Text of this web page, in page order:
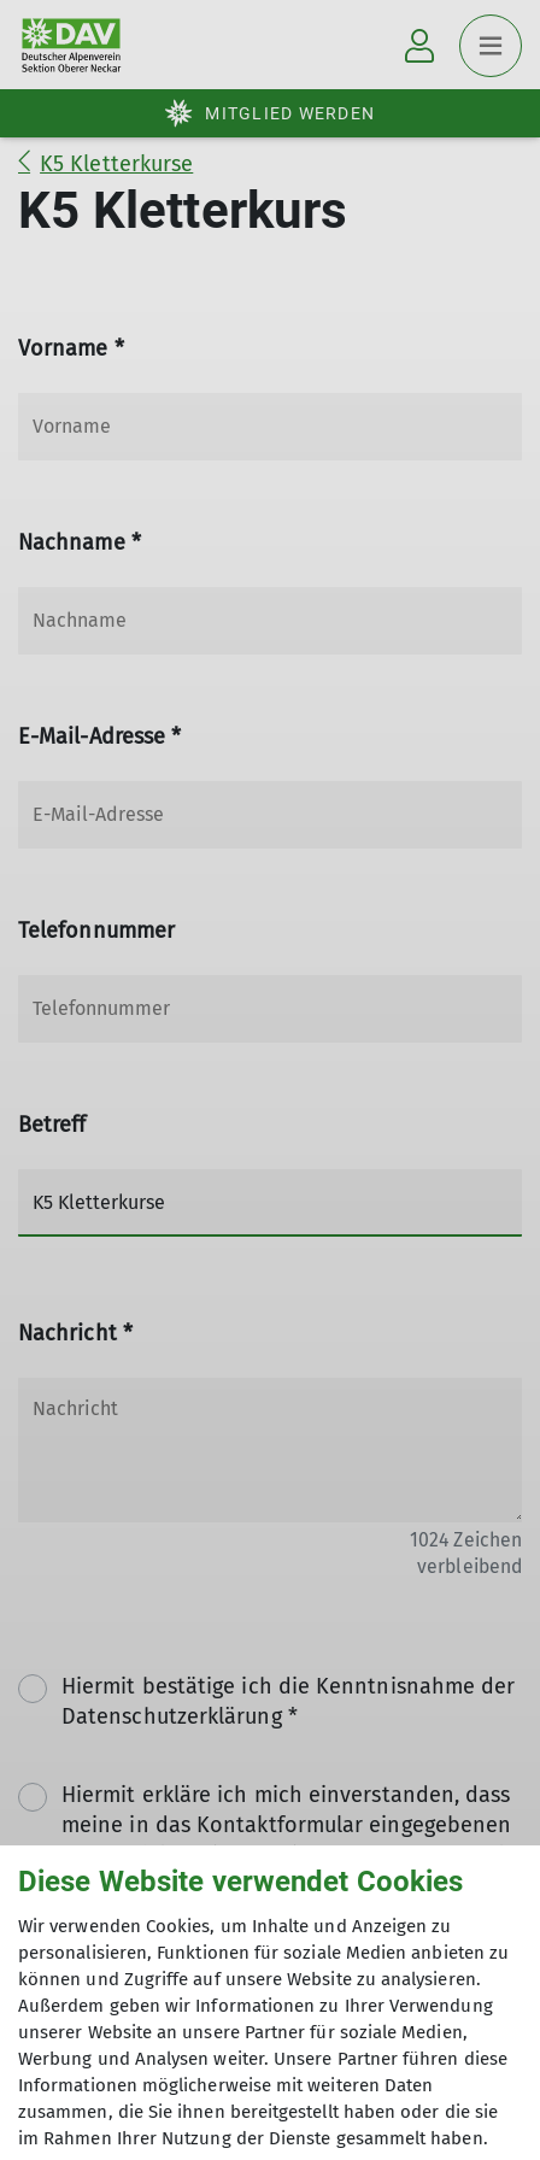
MITGLIED WERDEN
K5 Kletterkurse
K5 Kletterkurs
Vorname *
Nachname *
E-Mail-Adresse *
Telefonnummer
Betreff
Nachricht *
1024 Zeichen
verbleibend
Hiermit bestätige ich die Kenntnisnahme der
Datenschutzerklärung *
Hiermit erkläre ich mich einverstanden, dass
meine in das Kontaktformular eingegebenen
der Kontaktaufnahme verarbeitet und
genutzt werden. Mir ist bekannt, dass ich
meine Einwilligung jederzeit wiederrufen
kann. *
Mit (*) markierte Felder
sind Pflichtfelder
Absenden
Diese Website verwendet Cookies
Wir verwenden Cookies, um Inhalte und Anzeigen zu
personalisieren, Funktionen für soziale Medien anbieten zu
können und Zugriffe auf unsere Website zu analysieren.
Außerdem geben wir Informationen zu Ihrer Verwendung
unserer Website an unsere Partner für soziale Medien,
Werbung und Analysen weiter. Unsere Partner führen diese
Informationen möglicherweise mit weiteren Daten
zusammen, die Sie ihnen bereitgestellt haben oder die sie
im Rahmen Ihrer Nutzung der Dienste gesammelt haben.